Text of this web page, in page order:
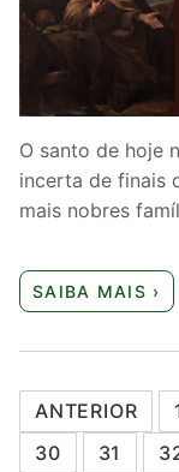
O santo de hoje
incerta de finais
mais nobres
SAIBA MAIS ›
Paginação
dos
ANTERIOR
30
31